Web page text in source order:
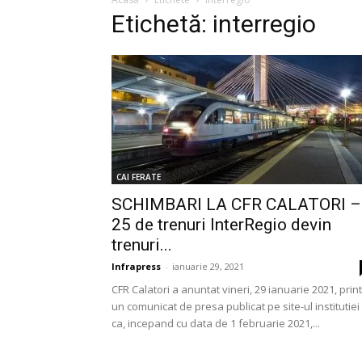
Etichetă: interregio
CAI FERATE
SCHIMBARI LA CFR CALATORI –
25 de trenuri InterRegio devin
trenuri...
Infrapress - ianuarie 29, 2021
CFR Calatori a anuntat vineri, 29 ianuarie 2021,
un comunicat de presa publicat pe site-ul institutiei
ca, incepand cu data de 1 februarie 2021,...